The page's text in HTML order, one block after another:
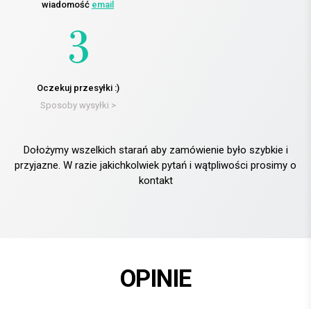
wiadomość email
Oczekuj przesyłki :)
Sposoby wysyłki >
Dołożymy wszelkich starań aby zamówienie było szybkie i
przyjazne. W razie jakichkolwiek pytań i wątpliwości prosimy o
kontakt
OPINIE